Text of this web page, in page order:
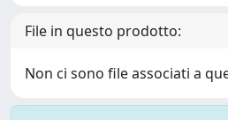
File in questo prodotto:
Non ci sono file associati a